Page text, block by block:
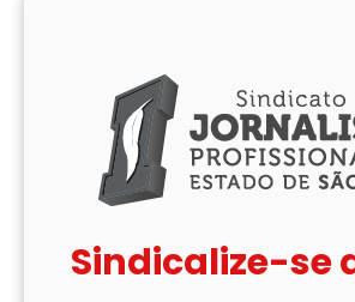
Sindicalize-se